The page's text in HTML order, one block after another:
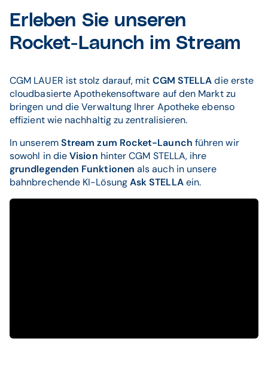
Erleben Sie unseren
Rocket-Launch im Stream
CGM LAUER ist stolz darauf, mit CGM STELLAdie erste
cloudbasierte Apothekensoftware auf den Markt zu
bringen und die Verwaltung Ihrer Apotheke ebenso
effizient wie nachhaltig zu zentralisieren.
In unseremStream zum Rocket-Launch führen wir
sowohl in dieVision hinter CGM STELLA, ihre
grundlegenden Funktionen als auch in unsere
bahnbrechende KI-LösungAsk STELLAein.